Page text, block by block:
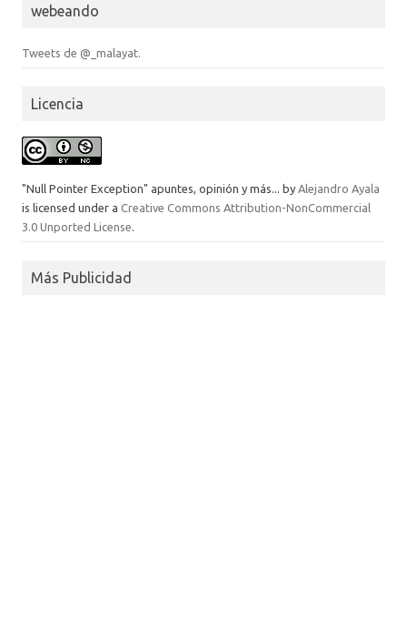
webeando
Tweets de @_malayat.
Licencia
"Null Pointer Exception" apuntes, opinión y más... by Alejandro Ayala
is licensed under a Creative Commons Attribution-NonCommercial
3.0 Unported License.
Más Publicidad